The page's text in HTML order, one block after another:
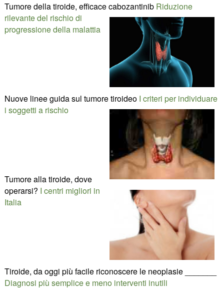
Tumore della tiroide, efficace cabozantinib Riduzione
rilevante del rischio di
progressione della malattia
Nuove linee guida sul tumore tiroideo I criteri per individuare
i soggetti a rischio
Tumore alla tiroide, dove
operarsi? I centri migliori in
Italia
Tiroide, da oggi più facile riconoscere le neoplasie _______
Diagnosi più semplice e meno interventi inutili